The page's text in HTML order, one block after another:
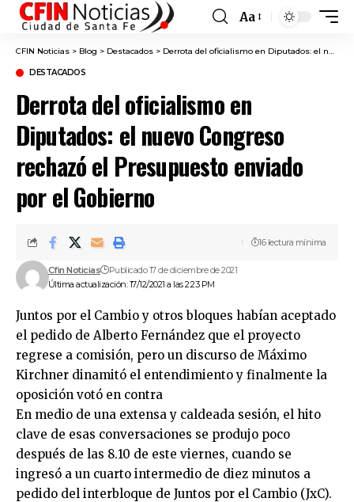
Font
Resizer
Aa
CFIN Noticias > Blog > Destacados > Derrota del oficialismo en Diputados: el nuevo Congreso rechazó el Presupuesto enviado por el Gobierno
DESTACADOS
Derrota del oficialismo en
Diputados: el nuevo Congreso
rechazó el Presupuesto enviado
por el Gobierno
Última actualización: 17/12/2021 a las 2:23 PM
Cfin Noticias Publicado 17 de diciembre de 2021
16 lectura mínima
Juntos por el Cambio y otros bloques habían aceptado
el pedido de Alberto Fernández que el proyecto
regrese a comisión, pero un discurso de Máximo
Kirchner dinamitó el entendimiento y finalmente la
oposición votó en contra
En medio de una extensa y caldeada sesión, el hito
clave de esas conversaciones se produjo poco
después de las 8.10 de este viernes, cuando se
ingresó a un cuarto intermedio de diez minutos a
pedido del interbloque de Juntos por el Cambio (JxC).